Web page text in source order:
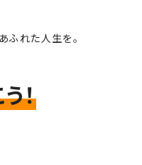
ふれた人生を。
！